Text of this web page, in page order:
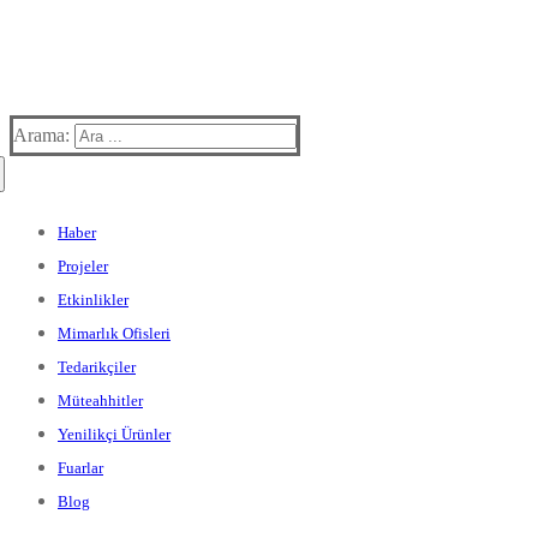
Arama:
Haber
Projeler
Etkinlikler
Mimarlık Ofisleri
Tedarikçiler
Müteahhitler
Yenilikçi Ürünler
Fuarlar
Blog